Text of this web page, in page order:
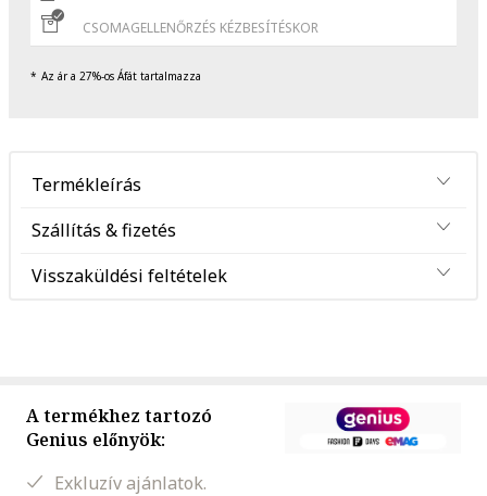
CSOMAGELLENŐRZÉS KÉZBESÍTÉSKOR
Az ár a 27%-os Áfát tartalmazza
Termékleírás
Szállítás & fizetés
Visszaküldési feltételek
A termékhez tartozó
Genius előnyök:
Exkluzív ajánlatok.